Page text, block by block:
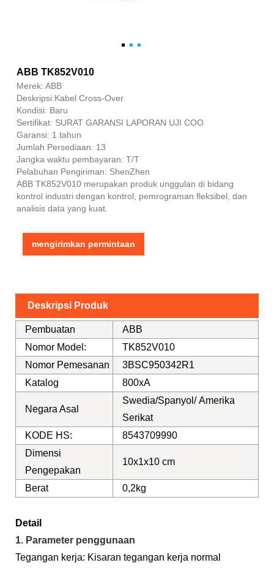
ABB TK852V010
Merek: ABB
Deskripsi:Kabel Cross-Over
Kondisi: Baru
Sertifikat: SURAT GARANSI LAPORAN UJI COO
Garansi: 1 tahun
Jumlah Persediaan: 13
Jangka waktu pembayaran: T/T
Pelabuhan Pengiriman: ShenZhen
ABB TK852V010 merupakan produk unggulan di bidang
kontrol industri dengan kontrol, pemrograman fleksibel, dan
analisis data yang kuat.
mengirimkan permintaan
Deskripsi Produk
Pembuatan
ABB
Nomor Model:
TK852V010
Nomor Pemesanan
3BSC950342R1
Katalog
800xA
Negara Asal
Swedia/Spanyol/ Amerika
Serikat
KODE HS:
8543709990
Dimensi
Pengepakan
10x1x10 cm
Berat 0,2kg
Detail
1. Parameter penggunaan
Tegangan kerja: Kisaran tegangan kerja normal